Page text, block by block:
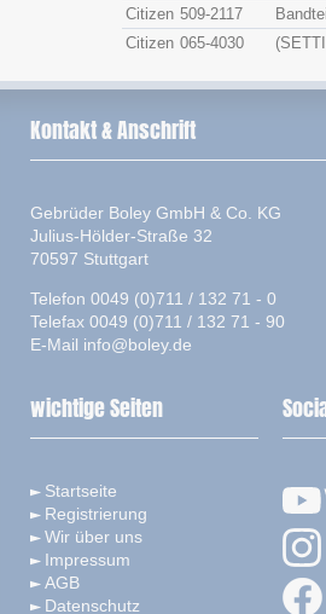
Citizen 509-2117 Bandteil
Citizen 065-4030
Kontakt & Anschrift
Gebrüder Boley GmbH & Co. KG
Julius-Hölder-Straße 32
70597 Stuttgart
Telefon 0049 (0)711 / 132 71 - 0
Telefax 0049 (0)711 / 132 71 - 90
E-Mail info@boley.de
wichtige Seiten
Startseite
Registrierung
Wir über uns
Impressum
AGB
Datenschutz